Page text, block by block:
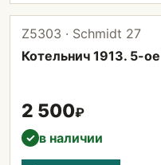
Z5303 · Schmidt 27
Котельнич 1913. 5-
2 500₽
✓ в наличии